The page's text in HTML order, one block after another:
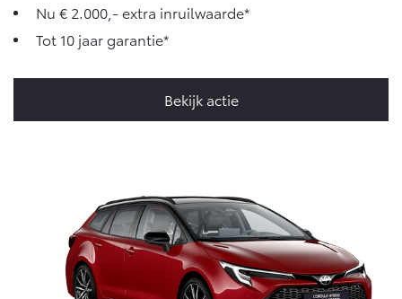
Nu € 2.000,- extra inruilwaarde*
Tot 10 jaar garantie*
Bekijk actie